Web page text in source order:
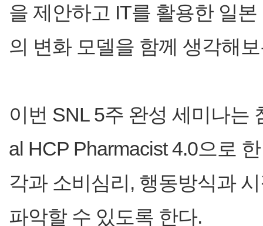
을 제안하고 IT를 활용한 일
의 변화 모델을 함께 생각해
이번 SNL 5주 완성 세미나는
al HCP Pharmacist 4.0으로
각과 소비심리, 행동방식과
파악할 수 있도록 한다.